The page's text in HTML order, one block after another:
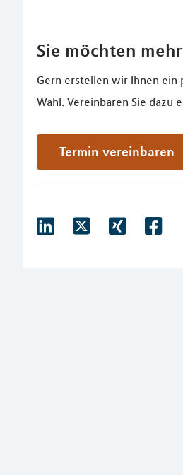
Sie möchten
Gern erstellen wir Ihnen
Wahl. Vereinbaren Sie dazu
Termin vereinbaren